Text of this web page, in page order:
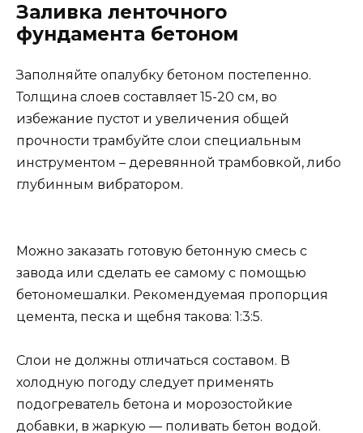
Заливка ленточного
фундамента бетоном
Заполняйте опалубку бетоном постепенно.
Толщина слоев составляет 15-20 см, во
избежание пустот и увеличения общей
прочности трамбуйте слои специальным
инструментом – деревянной трамбовкой, либо
глубинным вибратором.
Можно заказать готовую бетонную смесь с
завода или сделать ее самому с помощью
бетономешалки. Рекомендуемая пропорция
цемента, песка и щебня такова: 1:3:5.
Слои не должны отличаться составом. В
холодную погоду следует применять
подогреватель бетона и морозостойкие
добавки, в жаркую — поливать бетон водой.